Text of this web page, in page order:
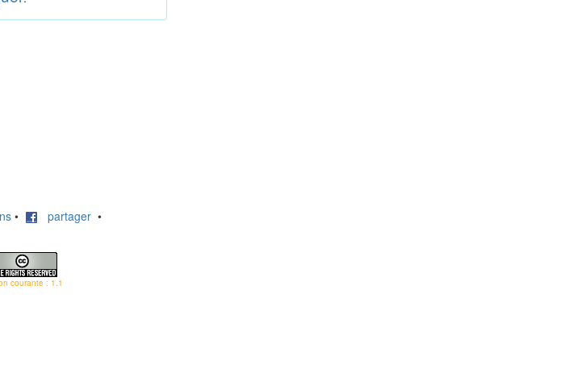
• partager •
courante : 1.1